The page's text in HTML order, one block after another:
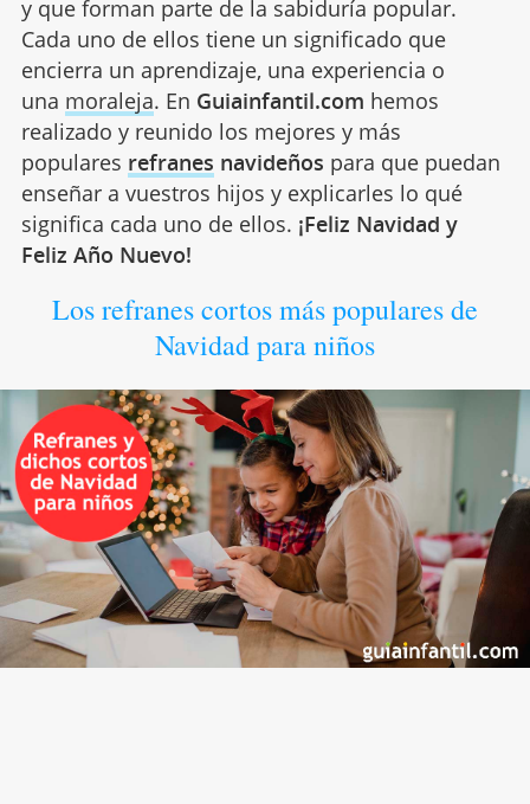
y que forman parte de la sabiduría popular.
Cada uno de ellos tiene un significado que
encierra un aprendizaje, una experiencia o
una moraleja. En Guiainfantil.com hemos
realizado y reunido los mejores y más
populares refranes navideños para que puedan
enseñar a vuestros hijos y explicarles lo qué
significa cada uno de ellos. ¡Feliz Navidad y
Feliz Año Nuevo!
Los refranes cortos más populares de
Navidad para niños